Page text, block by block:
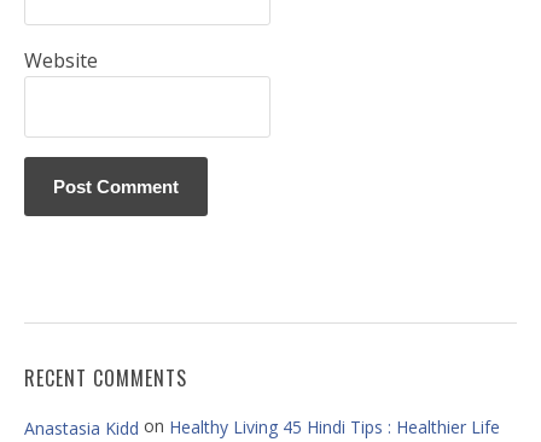
Website
RECENT COMMENTS
Anastasia Kidd on Healthy Living 45 Hindi Tips : Healthier Life